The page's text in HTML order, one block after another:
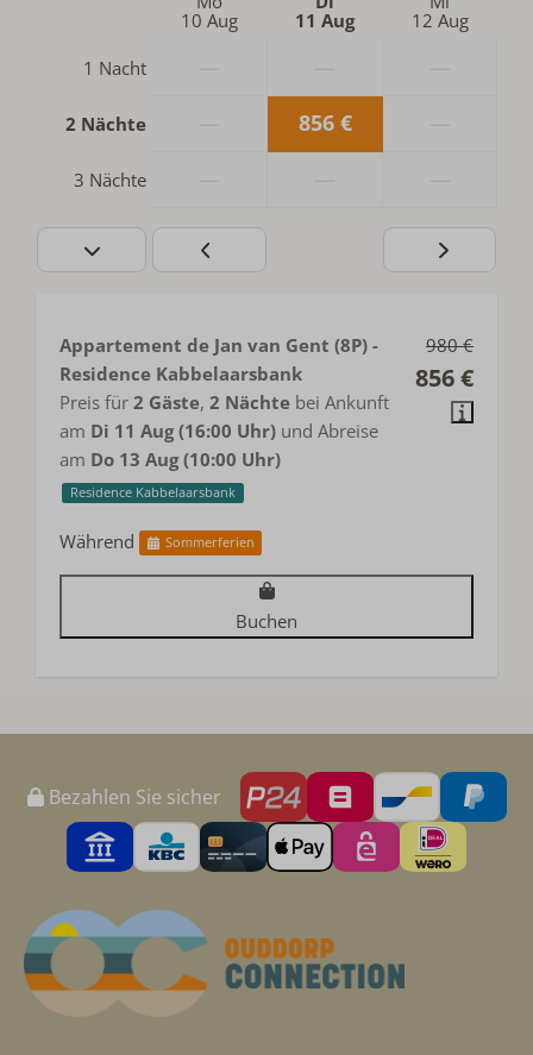
10 Aug
11 Aug
12 Aug
1 Nacht
2 Nächte 856 €
3 Nächte
980 €
856 €
Appartement de Jan van Gent (8P) -
Residence Kabbelaarsbank
Preis für 2 Gäste, 2 Nächte bei Ankunft
am Di 11 Aug (16:00 Uhr) und Abreise
am Do 13 Aug (10:00 Uhr)
Residence Kabbelaarsbank
Während Sommerferien
Buchen
Bezahlen Sie sicher